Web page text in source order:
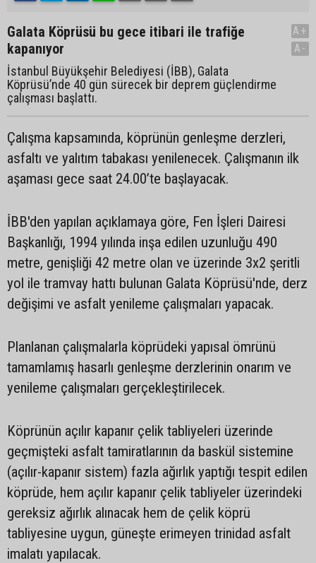
Galata Köprüsü bu gece itibari ile trafiğe
kapanıyor
İstanbul Büyükşehir Belediyesi (İBB), Galata
Köprüsü’nde 40 gün sürecek bir deprem güçlendirme
çalışması başlattı.
A+
A-
Çalışma kapsamında, köprünün genleşme derzleri,
asfaltı ve yalıtım tabakası yenilenecek. Çalışmanın ilk
aşaması gece saat 24.00’te başlayacak.
İBB'den yapılan açıklamaya göre, Fen İşleri Dairesi
Başkanlığı, 1994 yılında inşa edilen uzunluğu 490
metre, genişliği 42 metre olan ve üzerinde 3x2 şeritli
yol ile tramvay hattı bulunan Galata Köprüsü'nde, derz
değişimi ve asfalt yenileme çalışmaları yapacak.
Planlanan çalışmalarla köprüdeki yapısal ömrünü
tamamlamış hasarlı genleşme derzlerinin onarım ve
yenileme çalışmaları gerçekleştirilecek.
Köprünün açılır kapanır çelik tabliyeleri üzerinde
geçmişteki asfalt tamiratlarının da baskül sistemine
(açılır-kapanır sistem) fazla ağırlık yaptığı tespit edilen
köprüde, hem açılır kapanır çelik tabliyeler üzerindeki
gereksiz ağırlık alınacak hem de çelik köprü
tabliyesine uygun, güneşte erimeyen trinidad asfalt
imalatı yapılacak.